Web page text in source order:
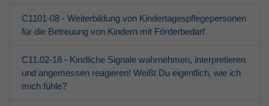
C1101-08 - Weiterbildung von Kindertagespflegepersonen
für die Betreuung von Kindern mit Förderbedarf
C11.02-18 - Kindliche Signale wahrnehmen, interpretieren
und angemessen reagieren! Weißt Du eigentlich, wie ich
mich fühle?